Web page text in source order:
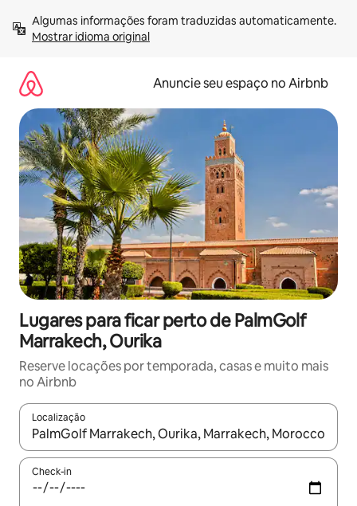
para
Mostrar idioma original
Anuncie seu espaço no Airbnb
Lugares para ficar perto de PalmGolf
Marrakech, Ourika
Reserve locações por temporada, casas e muito mais
no Airbnb
Localização
Quando os resultados estiverem disponíveis, explore-os
Check-in